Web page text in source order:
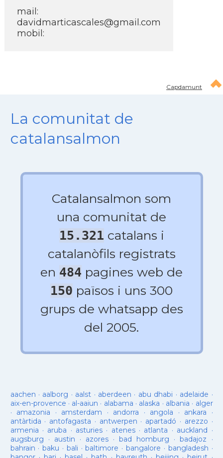
mail:
davidmarticascales@gmail.com
mobil:
Capdamunt
La comunitat de
catalansalmon
Catalansalmon som
una comunitat de
15.321 catalans i
catalanòfils registrats
en 484 pagines web de
150 països i uns 300
grups de whatsapp des
del 2005.
aachen · aalborg · aalst · aberdeen · abu dhabi · adelaide ·
aix-en-provence · al-aaiun · alabama · alaska · albania · alger
· amazonia · amsterdam · andorra · angola · ankara ·
antàrtida · antofagasta · antwerpen · apartadó · arezzo ·
armenia · aruba · asturies· atenes· atlanta · auckland ·
augsburg · austin · azores·bad homburg ·badajoz ·
bahrain ·baku · bali ·baltimore ·bangalore · bangladesh ·